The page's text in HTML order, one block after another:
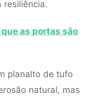
resiliência.
as portas são
planalto de tufo
natural, mas